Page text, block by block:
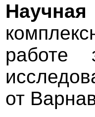
работе
от